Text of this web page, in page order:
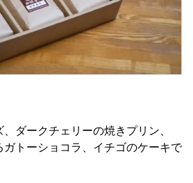
ダークチェリーの焼きプリン、
ガトーショコラ、イチゴのケーキで